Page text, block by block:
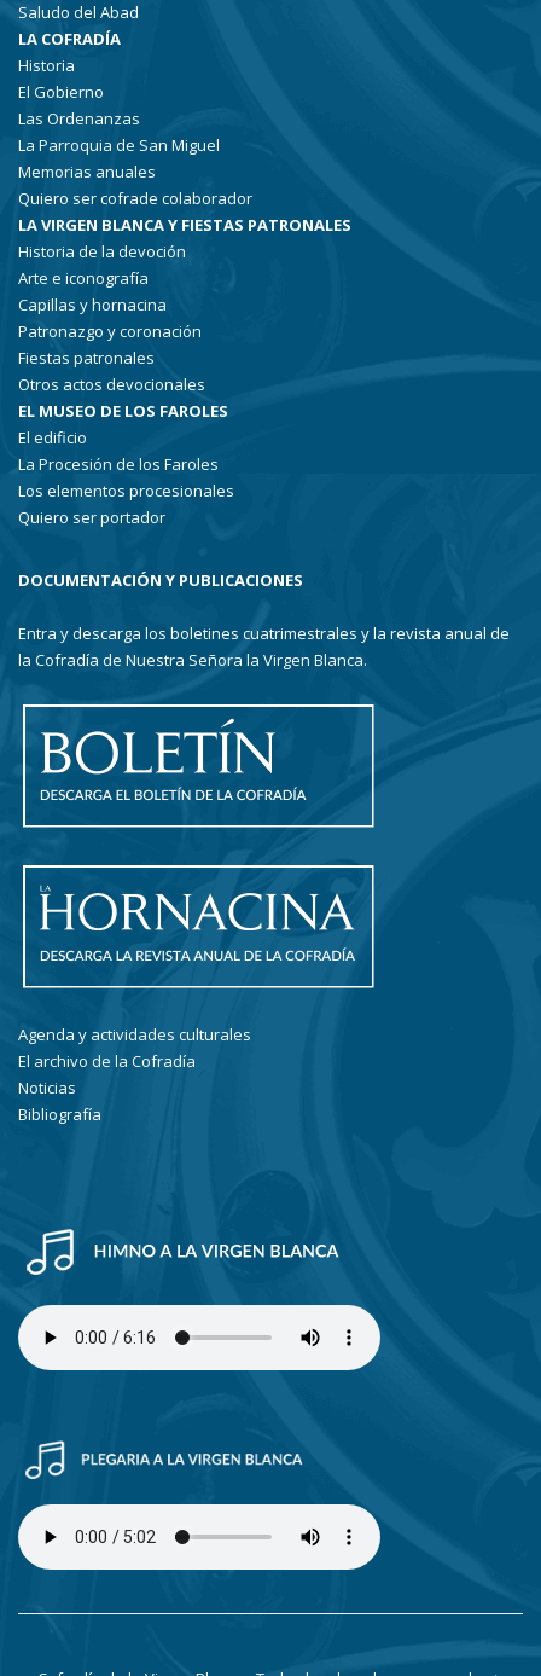
Saludo del Abad
LA COFRADÍA
Historia
El Gobierno
Las Ordenanzas
La Parroquia de San Miguel
Memorias anuales
Quiero ser cofrade colaborador
LA VIRGEN BLANCA Y FIESTAS PATRONALES
Historia de la devoción
Arte e iconografía
Capillas y hornacina
Patronazgo y coronación
Fiestas patronales
Otros actos devocionales
EL MUSEO DE LOS FAROLES
El edificio
La Procesión de los Faroles
Los elementos procesionales
Quiero ser portador
DOCUMENTACIÓN Y PUBLICACIONES
Entra y descarga los boletines cuatrimestrales y la revista anual de
la Cofradía de Nuestra Señora la Virgen Blanca.
Agenda y actividades culturales
El archivo de la Cofradía
Noticias
Bibliografía